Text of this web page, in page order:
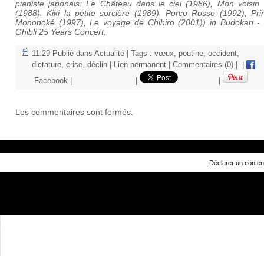
pianiste japonais:Le Château dans le ciel(1986), Mon voisin
(1988),Kiki la petite sorcière (1989),Porco Rosso (1992),
Mononoké (1997),Le voyage de Chihiro(2001)) in Budokan -
Ghibli 25 Years Concert.
11:29 Publié dans Actualité | Tags : vœux, poutine, occident,
dictature, crise, déclin Lien permanent Commentaires (0)
Facebook
Les commentaires sont fermés.
Déclarer un